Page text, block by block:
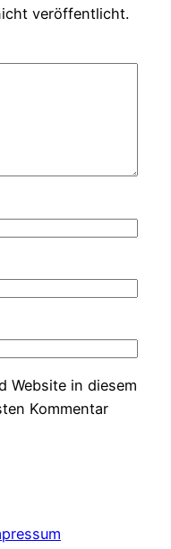
veröffentlicht.
Website in diesem
Kommentar